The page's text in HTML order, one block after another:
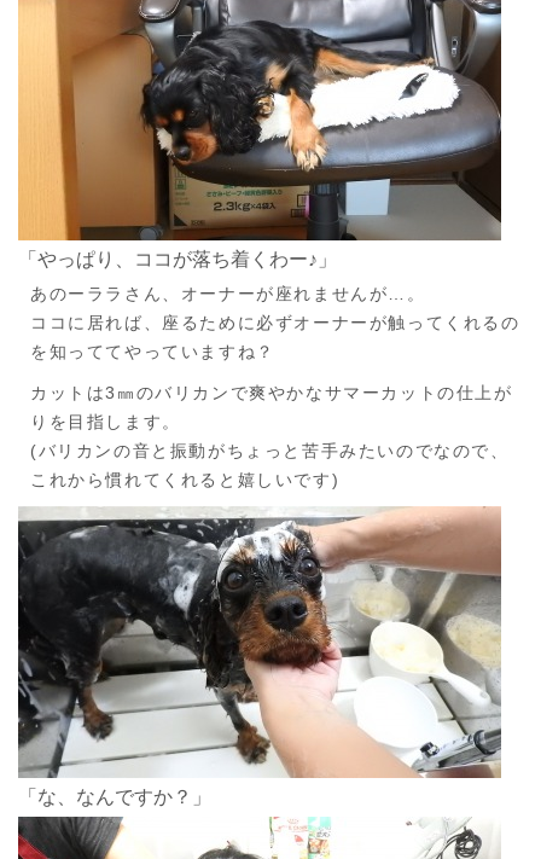
「やっぱり、ココが落ち着くわー♪」
あのーララさん、オーナーが座れませんが…。
ココに居れば、座るために必ずオーナーが触ってくれるの
を知っててやっていますね？
カットは3㎜のバリカンで爽やかなサマーカットの仕上が
りを目指します。
(バリカンの音と振動がちょっと苦手みたいのでなので、
これから慣れてくれると嬉しいです)
「な、なんですか？」